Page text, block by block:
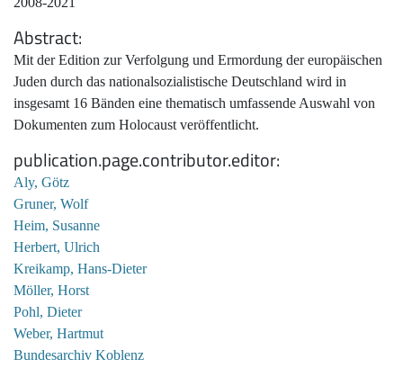
Abstract
Mit der Edition zur Verfolgung und Ermordung der europäischen
Juden durch das nationalsozialistische Deutschland wird in
insgesamt 16 Bänden eine thematisch umfassende Auswahl von
Dokumenten zum Holocaust veröffentlicht.
publication.page.contributor.editor
Aly, Götz
Gruner, Wolf
Heim, Susanne
Herbert, Ulrich
Kreikamp, Hans-Dieter
Möller, Horst
Pohl, Dieter
Weber, Hartmut
Bundesarchiv Koblenz